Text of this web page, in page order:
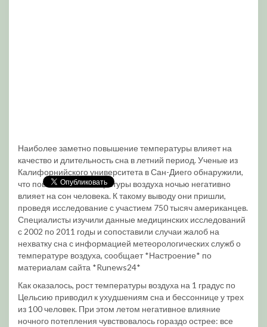
Наиболее заметно повышение температуры влияет на
качество и длительность сна в летний период. Ученые из
Калифорнийского университета в Сан-Диего обнаружили,
что повышение температуры воздуха ночью негативно
влияет на сон человека. К такому выводу они пришли,
проведя исследование с участием 750 тысяч американцев.
Специалисты изучили данные медицинских исследований
с 2002 по 2011 годы и сопоставили случаи жалоб на
нехватку сна с информацией метеорологических служб о
температуре воздуха, сообщает *Настроение* по
материалам сайта *Runews24*
Как оказалось, рост температуры воздуха на 1 градус по
Цельсию приводил к ухудшениям сна и бессоннице у трех
из 100 человек. При этом летом негативное влияние
ночного потепления чувствовалось гораздо острее: все